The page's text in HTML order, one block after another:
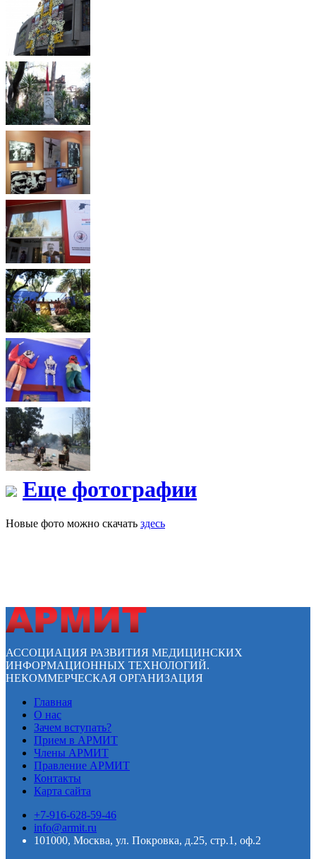
Еще фотографии
Новые фото можно скачать здесь
АССОЦИАЦИЯ РАЗВИТИЯ МЕДИЦИНСКИХ
ИНФОРМАЦИОННЫХ ТЕХНОЛОГИЙ.
НЕКОММЕРЧЕСКАЯ ОРГАНИЗАЦИЯ
Главная
О нас
Зачем вступать?
Прием в АРМИТ
Члены АРМИТ
Правление АРМИТ
Контакты
Карта сайта
+7-916-628-59-46
info@armit.ru
101000, Москва, ул. Покровка, д.25, стр.1, оф.2